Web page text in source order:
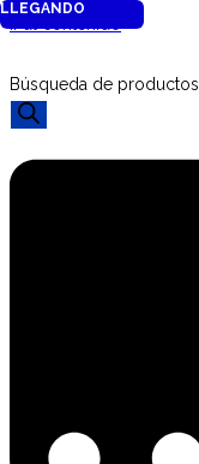
Búsqueda de productos
LLEGANDO